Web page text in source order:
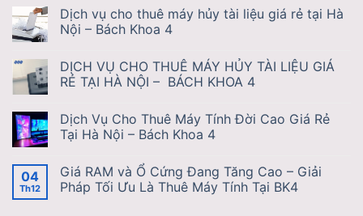
Dịch vụ cho thuê máy hủy tài liệu giá rẻ tại Hà
Nội – Bách Khoa 4
DỊCH VỤ CHO THUÊ MÁY HỦY TÀI LIỆU GIÁ
RẺ TẠI HÀ NỘI – BÁCH KHOA 4
Dịch Vụ Cho Thuê Máy Tính Đời Cao Giá Rẻ
Tại Hà Nội – Bách Khoa 4
04
Th12
Giá RAM và Ổ Cứng Đang Tăng Cao – Giải
Pháp Tối Ưu Là Thuê Máy Tính Tại BK4